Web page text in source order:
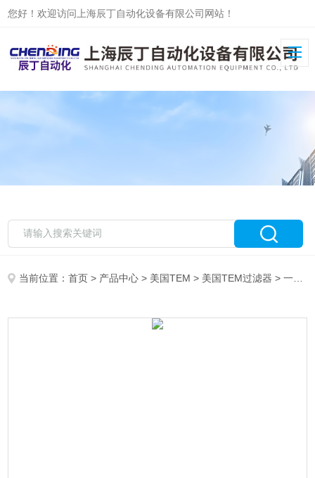
您好！欢迎访问上海辰丁自动化设备有限公司网站！
当前位置：首页 > 产品中心 > 美国TEM > 美国TEM过滤器 > 一级代理美国TEM-515-6过滤器